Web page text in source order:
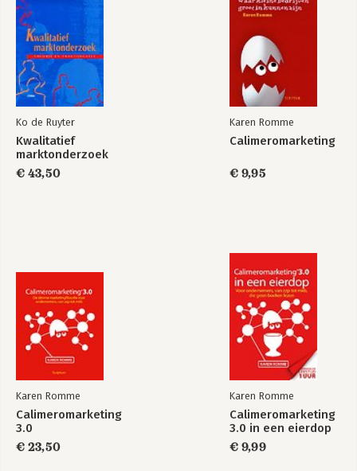
Calimeromarketing
3.0 in een eierdop
Regel 9 Wees trots op je status van kleine ondernemer
Regel 10 Plan, balanceer, evalueer en floreer
De afsluiting
- Nawoord
- Dankjewel
- De auteur
Ko de Ruyter
Kwalitatief
marktonderzoek
€ 43,50
Karen Romme
Calimeromarketing
€ 9,95
Karen Romme
Calimeromarketing
3.0
€ 23,50
Karen Romme
Calimeromarketing
3.0 in een eierdop
€ 9,99